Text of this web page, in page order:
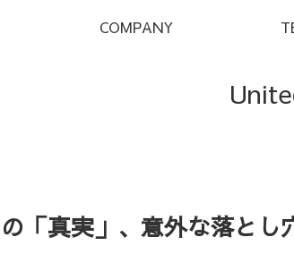
COMPANY
「真実」、意外な落と